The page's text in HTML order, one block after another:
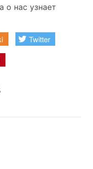
о нас узнает
Twitter